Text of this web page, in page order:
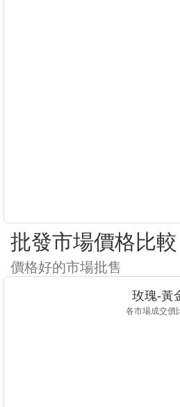
批發市場價格比較
價格好的市場批售
玫瑰-黃
各市場成交價